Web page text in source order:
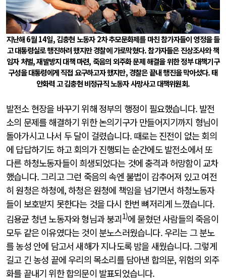
지난해 6월 14일, 김충현 노동자 2차 추모문화제를 마친 참가자들이 영정을 들
고 대통령실로 행진하려 했지만 경찰에 가로막혔다. 참가자들은 진상조사와 책
임자 처벌, 재발방지 대책 마련, 죽음의 외주화 문제 해결을 위한 정부 대책기구
구성을 대통령에게 직접 요구하고자 했지만, 경찰은 끝내 행진을 막아섰다. 태
안화력 고 김충현 비정규직 노동자 사망사고 대책위원회.
발전소 현장을 바꾸기 위해 정부의 행정이 필요했습니다. 발전
소의 문제를 해결하기 위한 논의기구가 만들어지기까지 형님이
돌아가시고 나서 두 달이 걸렸습니다. 때로는 진전이 없는 회의
에 답답하기도 하고 회의가 진행되는 순간에도 발전소에서 또
다른 하청노동자들이 희생되었다는 것에 충격과 허망함이 교차
했습니다. 그리고 그런 죽음의 속엔 불법이 감추어져 있고 여전
히 원청은 하청에, 하청은 원청에 책임을 넘기면서 하청노동자
들이 보호받지 못한다는 것을 다시 한번 뼈저리게 느꼈습니다.
김용균 청년 노동자와 형님과 붕괴1)에 묻혔던 사람들의 죽음이
모두 같은 이유였다는 것이 분노스러웠습니다. 우리는 그 분노
를 농성 안에 담고서 새해가 지나도록 밤을 새웠습니다. 그렇게
길고 긴 농성 끝에 우리의 목소리를 담아낸 합의문, 위험의 외주
화를 끝내기 위한 합의문이 발표되었습니다.